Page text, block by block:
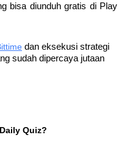
bisa diunduh gratis di Play
dan eksekusi strategi
sudah dipercaya jutaan
Quiz?